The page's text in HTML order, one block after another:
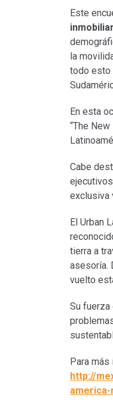
Este
la
todo esto
En esta
“The
Cabe
exclusiva
El Urban
tierra a
asesoría.
vuelto
Su
Para
http://